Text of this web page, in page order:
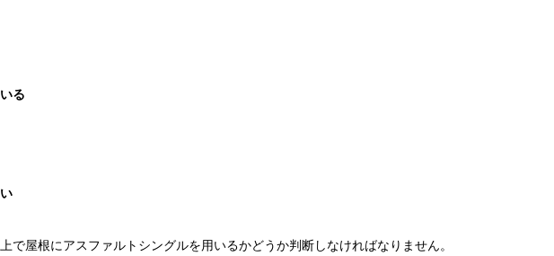
る
で屋根にアスファルトシングルを用いるかどうか判断しなければなりません。